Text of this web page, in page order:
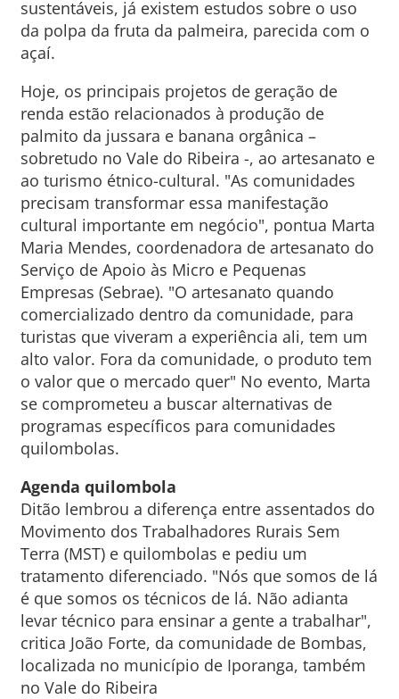
sustentáveis, já existem estudos sobre o uso
da polpa da fruta da palmeira, parecida com o
açaí.
Hoje, os principais projetos de geração de
renda estão relacionados à produção de
palmito da jussara e banana orgânica –
sobretudo no Vale do Ribeira -, ao artesanato e
ao turismo étnico-cultural. "As comunidades
precisam transformar essa manifestação
cultural importante em negócio", pontua Marta
Maria Mendes, coordenadora de artesanato do
Serviço de Apoio às Micro e Pequenas
Empresas (Sebrae). "O artesanato quando
comercializado dentro da comunidade, para
turistas que viveram a experiência ali, tem um
alto valor. Fora da comunidade, o produto tem
o valor que o mercado quer" No evento, Marta
se comprometeu a buscar alternativas de
programas específicos para comunidades
quilombolas.
Agenda quilombola
Ditão lembrou a diferença entre assentados do
Movimento dos Trabalhadores Rurais Sem
Terra (MST) e quilombolas e pediu um
tratamento diferenciado. "Nós que somos de lá
é que somos os técnicos de lá. Não adianta
levar técnico para ensinar a gente a trabalhar",
critica João Forte, da comunidade de Bombas,
localizada no município de Iporanga, também
no Vale do Ribeira